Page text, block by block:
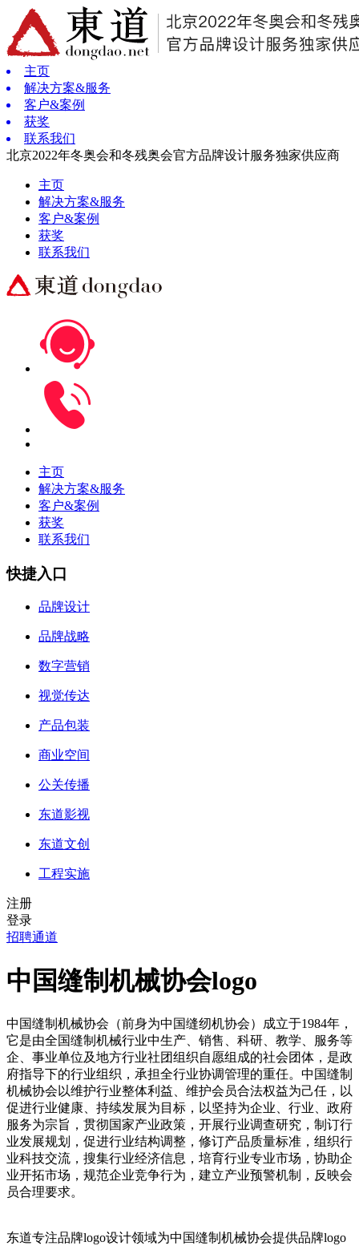
主页
解决方案&服务
客户&案例
获奖
联系我们
北京2022年冬奥会和冬残奥会官方品牌设计服务独家供应商
主页
解决方案&服务
客户&案例
获奖
联系我们
主页
解决方案&服务
客户&案例
获奖
联系我们
快捷入口
品牌设计
品牌战略
数字营销
视觉传达
产品包装
商业空间
公关传播
东道影视
东道文创
工程实施
注册
登录
招聘通道
中国缝制机械协会logo
中国缝制机械协会（前身为中国缝纫机协会）成立于1984年，
它是由全国缝制机械行业中生产、销售、科研、教学、服务等
企、事业单位及地方行业社团组织自愿组成的社会团体，是政
府指导下的行业组织，承担全行业协调管理的重任。中国缝制
机械协会以维护行业整体利益、维护会员合法权益为己任，以
促进行业健康、持续发展为目标，以坚持为企业、行业、政府
服务为宗旨，贯彻国家产业政策，开展行业调查研究，制订行
业发展规划，促进行业结构调整，修订产品质量标准，组织行
业科技交流，搜集行业经济信息，培育行业专业市场，协助企
业开拓市场，规范企业竞争行为，建立产业预警机制，反映会
员合理要求。
东道专注品牌logo设计领域为中国缝制机械协会提供品牌logo